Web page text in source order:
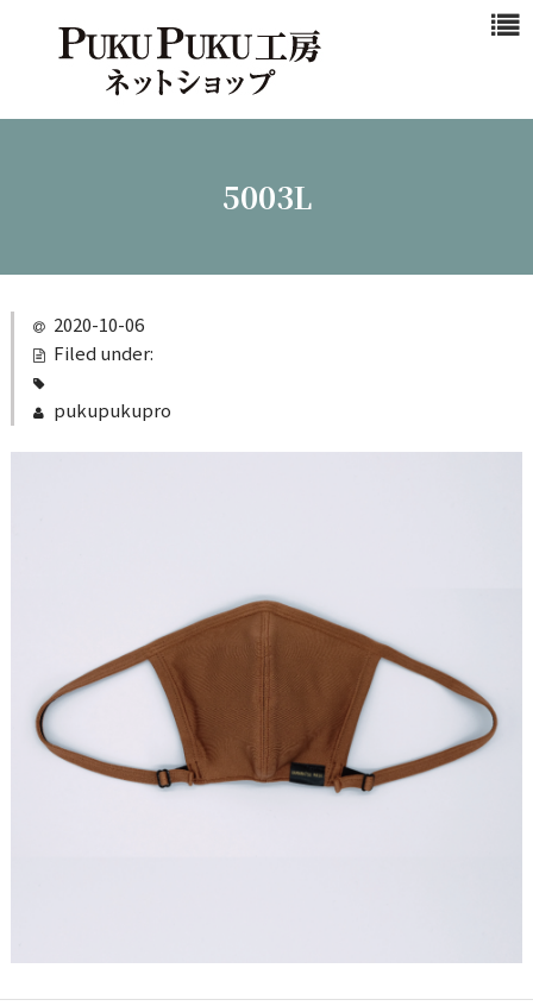
浜松マスクと
商品一覧
カジュアル
ご注文ガイド
社
SDGsへの
5003L
2020-10-06
Filed under:
pukupukupro